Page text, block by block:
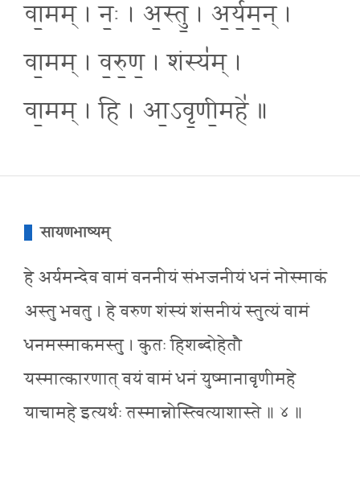
वा॒मम् । नः॒ । अ॒स्तु॒ । अ॒र्य॒म॒न् ।
वा॒मम् । व॒रु॒ण॒ । शंस्य॑म् ।
वा॒मम् । हि । आ॒ऽवृ॒णी॒महे॑ ॥
सायणभाष्यम्
हे अर्यमन्देव वामं वननीयं संभजनीयं धनं नोस्माकं
अस्तु भवतु । हे वरुण शंस्यं शंसनीयं स्तुत्यं वामं
धनमस्माकमस्तु । कुतः हिशब्दोहेतौ
यस्मात्कारणात् वयं वामं धनं युष्मानावृणीमहे
याचामहे इत्यर्थः तस्मान्नोस्त्वित्याशास्ते ॥ ४ ॥